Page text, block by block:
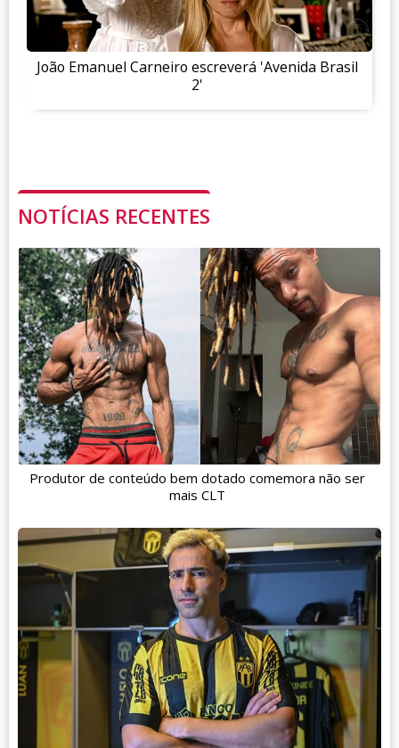
João Emanuel Carneiro escreverá 'Avenida Brasil
2'
NOTÍCIAS RECENTES
Produtor de conteúdo bem dotado comemora não ser
mais CLT